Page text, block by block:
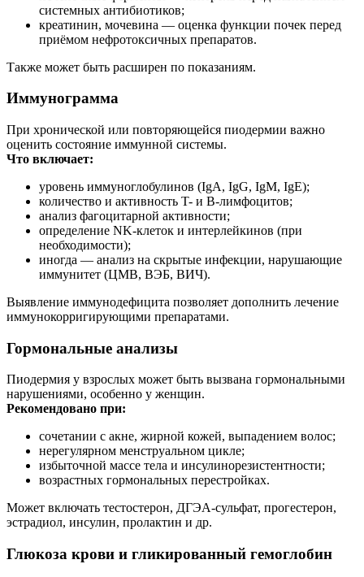
системных антибиотиков;
креатинин, мочевина — оценка функции почек перед
приёмом нефротоксичных препаратов.
Также может быть расширен по показаниям.
Иммунограмма
При хронической или повторяющейся пиодермии важно
оценить состояние иммунной системы.
Что включает:
уровень иммуноглобулинов (IgA, IgG, IgM, IgE);
количество и активность T- и B-лимфоцитов;
анализ фагоцитарной активности;
определение NK-клеток и интерлейкинов (при
необходимости);
иногда — анализ на скрытые инфекции, нарушающие
иммунитет (ЦМВ, ВЭБ, ВИЧ).
Выявление иммунодефицита позволяет дополнить лечение
иммунокорригирующими препаратами.
Гормональные анализы
Пиодермия у взрослых может быть вызвана гормональными
нарушениями, особенно у женщин.
Рекомендовано при:
сочетании с акне, жирной кожей, выпадением волос;
нерегулярном менструальном цикле;
избыточной массе тела и инсулинорезистентности;
возрастных гормональных перестройках.
Может включать тестостерон, ДГЭА-сульфат, прогестерон,
эстрадиол, инсулин, пролактин и др.
Глюкоза крови и гликированный гемоглобин